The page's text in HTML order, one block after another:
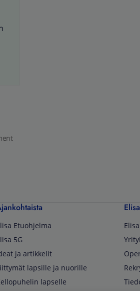
Etuohjelma
5G
ja artikkelit
lapsille ja nuorille
lapselle